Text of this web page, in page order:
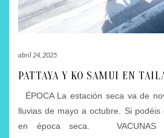
abril 24, 2025
PATTAYA Y KO SAMUI EN
ÉPOCA La estación seca va de
lluvias de mayo a octubre. Si
en época seca. VACUNAS